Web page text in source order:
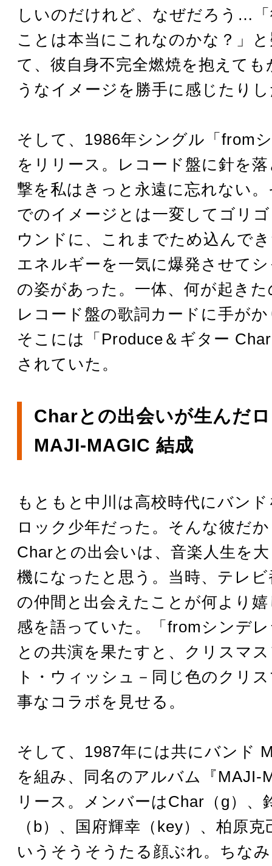
しいのだけれど、なぜだろう…
ことは本当にこれなのかな？」
て、彼自身不完全燃焼を抱えて
うなイメージを勝手に感じたり
そして、1986年シングル「from
をリリース。レコード盤に針を
撃を私はきっと永遠に忘れない
でのイメージとは一変してゴリ
ウンドに、これまでため込んで
エネルギーを一気に爆発させて
の姿があった。一体、何が起き
レコード盤の歌詞カードに手が
そこには「Produce＆ギター
されていた。
Charとの出会いが生んだ
MAJI-MAGIC 結成
もともと中川は高校時代にバン
ロック少年だった。そんな彼だ
Charとの出会いは、音楽人生を
機になったと思う。当時、テレ
の仲間と出会えたことが何より
感を語っていた。「fromシンデ
との共演を果たすと、クリスマ
ト・ウィッシュ－同じ色のクリ
事なコラボを見せる。
そして、1987年には共にバンド
を組み、同名のアルバム『MAJI-
リース。メンバーはChar（g）、
（b）、国府輝幸（key）、柏原
いうそうそうたる顔ぶれ。ちな